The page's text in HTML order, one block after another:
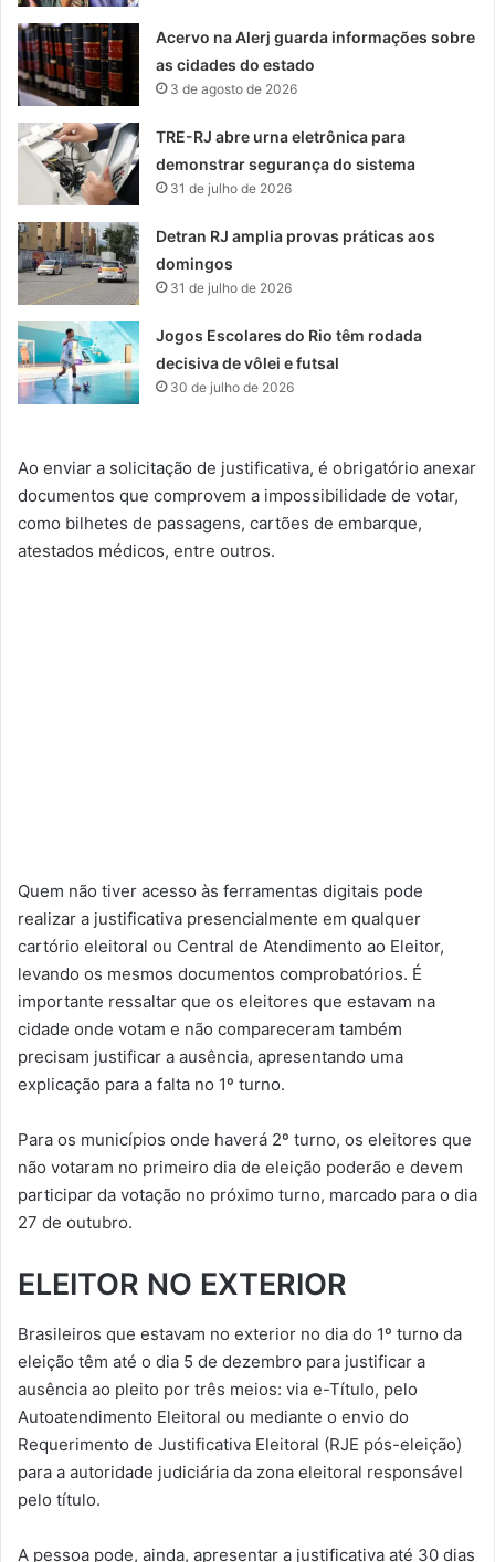
Acervo na Alerj guarda informações sobre
as cidades do estado
3 de agosto de 2026
TRE-RJ abre urna eletrônica para
demonstrar segurança do sistema
31 de julho de 2026
Detran RJ amplia provas práticas aos
domingos
31 de julho de 2026
Jogos Escolares do Rio têm rodada
decisiva de vôlei e futsal
30 de julho de 2026
Ao enviar a solicitação de justificativa, é obrigatório anexar
documentos que comprovem a impossibilidade de votar,
como bilhetes de passagens, cartões de embarque,
atestados médicos, entre outros.
Quem não tiver acesso às ferramentas digitais pode
realizar a justificativa presencialmente em qualquer
cartório eleitoral ou Central de Atendimento ao Eleitor,
levando os mesmos documentos comprobatórios. É
importante ressaltar que os eleitores que estavam na
cidade onde votam e não compareceram também
precisam justificar a ausência, apresentando uma
explicação para a falta no 1º turno.
Para os municípios onde haverá 2º turno, os eleitores que
não votaram no primeiro dia de eleição poderão e devem
participar da votação no próximo turno, marcado para o dia
27 de outubro.
ELEITOR NO EXTERIOR
Brasileiros que estavam no exterior no dia do 1º turno da
eleição têm até o dia 5 de dezembro para justificar a
ausência ao pleito por três meios: via e-Título, pelo
Autoatendimento Eleitoral ou mediante o envio do
Requerimento de Justificativa Eleitoral (RJE pós-eleição)
para a autoridade judiciária da zona eleitoral responsável
pelo título.
A pessoa pode, ainda, apresentar a justificativa até 30 dias